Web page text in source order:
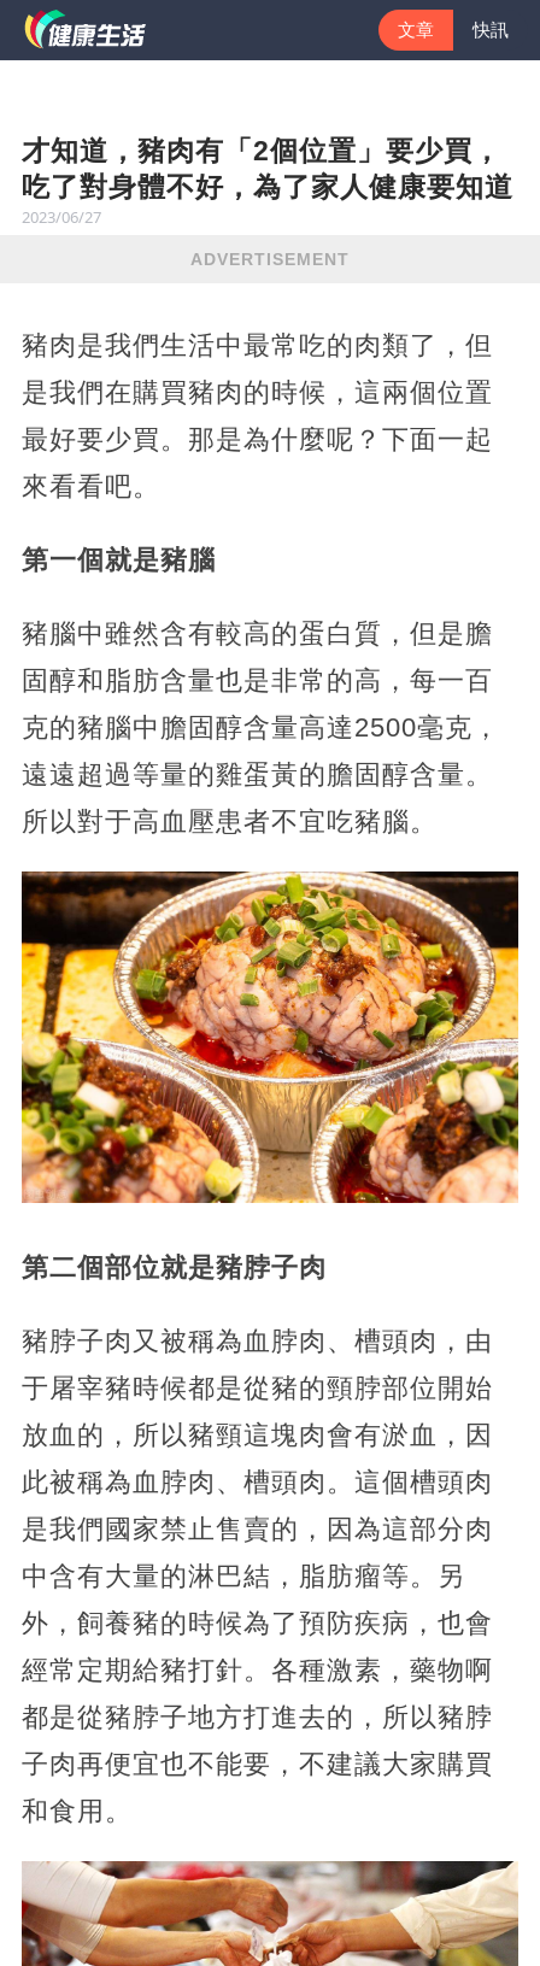
文章 快訊
才知道，豬肉有「2個位置」要少買，
吃了對身體不好，為了家人健康要知道
2023/06/27
ADVERTISEMENT
豬肉是我們生活中最常吃的肉類了，但
是我們在購買豬肉的時候，這兩個位置
最好要少買。那是為什麼呢？下面一起
來看看吧。
第一個就是豬腦
豬腦中雖然含有較高的蛋白質，但是膽
固醇和脂肪含量也是非常的高，每一百
克的豬腦中膽固醇含量高達2500毫克，
遠遠超過等量的雞蛋黃的膽固醇含量。
所以對于高血壓患者不宜吃豬腦。
第二個部位就是豬脖子肉
豬脖子肉又被稱為血脖肉、槽頭肉，由
于屠宰豬時候都是從豬的頸脖部位開始
放血的，所以豬頸這塊肉會有淤血，因
此被稱為血脖肉、槽頭肉。這個槽頭肉
是我們國家禁止售賣的，因為這部分肉
中含有大量的淋巴結，脂肪瘤等。另
外，飼養豬的時候為了預防疾病，也會
經常定期給豬打針。各種激素，藥物啊
都是從豬脖子地方打進去的，所以豬脖
子肉再便宜也不能要，不建議大家購買
和食用。